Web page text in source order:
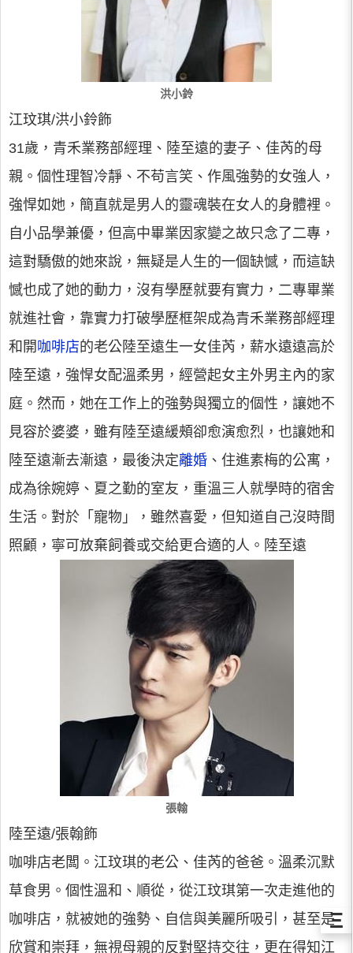
洪小鈴
江玟琪/洪小鈴飾
31歲，青禾業務部經理、陸至遠的妻子、佳芮的母
親。個性理智冷靜、不苟言笑、作風強勢的女強人，
強悍如她，簡直就是男人的靈魂裝在女人的身體裡。
自小品學兼優，但高中畢業因家變之故只念了二專，
這對驕傲的她來說，無疑是人生的一個缺憾，而這缺
憾也成了她的動力，沒有學歷就要有實力，二專畢業
就進社會，靠實力打破學歷框架成為青禾業務部經理
和開咖啡店的老公陸至遠生一女佳芮，薪水遠遠高於
陸至遠，強悍女配溫柔男，經營起女主外男主內的家
庭。然而，她在工作上的強勢與獨立的個性，讓她不
見容於婆婆，雖有陸至遠緩頰卻愈演愈烈，也讓她和
陸至遠漸去漸遠，最後決定離婚 、住進素梅的公寓，
成為徐婉婷、夏之勤的室友，重溫三人就學時的宿舍
生活。對於「寵物」，雖然喜愛，但知道自己沒時間
照顧，寧可放棄飼養或交給更合適的人。陸至遠
張翰
陸至遠/張翰飾
咖啡店老闆。江玟琪的老公、佳芮的爸爸。溫柔沉默
草食男。個性溫和、順從，從江玟琪第一次走進他的
咖啡店，就被她的強勢、自信與美麗所吸引，甚至是
欣賞和崇拜，無視母親的反對堅持交往，更在得知江
Ξ